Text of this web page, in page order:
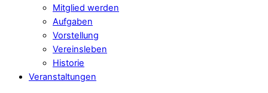
Mitglied werden
Aufgaben
Vorstellung
Vereinsleben
Historie
Veranstaltungen